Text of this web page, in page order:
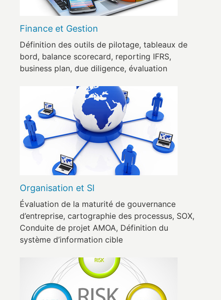
Finance et Gestion
Définition des outils de pilotage, tableaux de
bord, balance scorecard, reporting IFRS,
business plan, due diligence, évaluation
Organisation et SI
Évaluation de la maturité de gouvernance
d’entreprise, cartographie des processus, SOX,
Conduite de projet AMOA, Définition du
système d’information cible